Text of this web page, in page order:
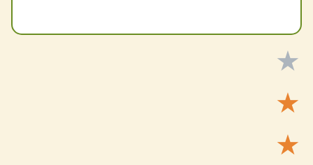
★
★
★